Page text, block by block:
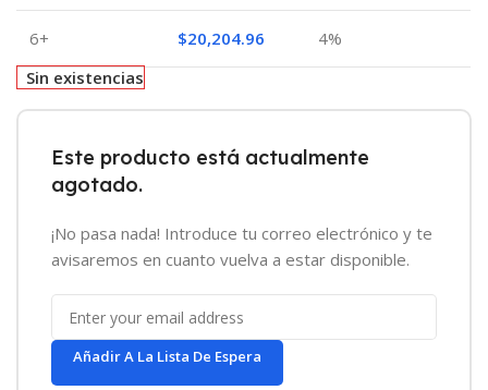
6+ $20,204.96
4%
Sin existencias
Este producto está actualmente
agotado.
¡No pasa nada! Introduce tu correo electrónico y te
avisaremos en cuanto vuelva a estar disponible.
Añadir A La Lista De Espera